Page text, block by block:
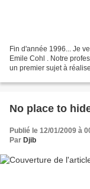
Fin d'année 1996... Je
Emile Cohl . Notre
un premier sujet à
No place to
Publié le 12/01/2009 à
Par Djib